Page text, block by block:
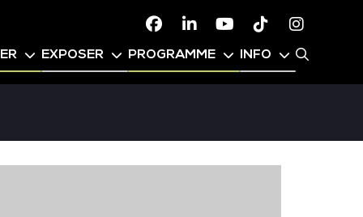
FacebookLinkedinYoutubeTikTok
EXPOSER PROGRAMME INFO